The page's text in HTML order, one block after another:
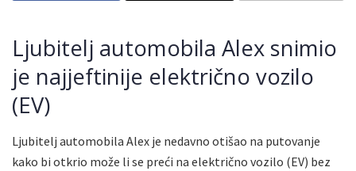
Ljubitelj automobila Alex snimio
je najjeftinije električno vozilo
(EV)
Ljubitelj automobila Alex je nedavno otišao na putovanje
kako bi otkrio može li se preći na električno vozilo (EV) bez